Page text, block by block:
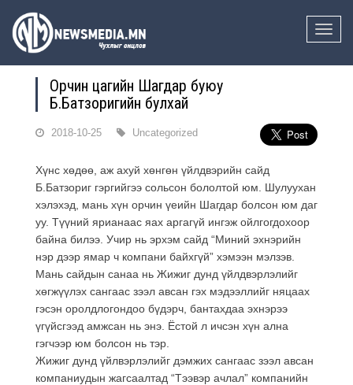
Toggle
Орчин цагийн Шагдар буюу
Б.Батзоригийн булхай
2018-10-25 Uncategorized
Хүнс хөдөө, аж ахуй хөнгөн үйлдвэрийн сайд
Б.Батзориг гэргийгээ сольсон бололтой юм. Шулуухан
хэлэхэд, мань хүн орчин үеийн Шагдар болсон юм даг
уу. Түүний ярианаас яах аргагүй ингэж ойлгогдохоор
байна билээ. Учир нь эрхэм сайд “Миний эхнэрийн
нэр дээр ямар ч компани байхгүй” хэмээн мэлзэв.
Мань сайдын санаа нь Жижиг дунд үйлдвэрлэлийг
хөгжүүлэх сангаас зээл авсан гэх мэдээллийг няцаах
гэсэн оролдлогондоо бүдэрч, бантахдаа эхнэрээ
үгүйсгээд амжсан нь энэ. Ёстой л ичсэн хүн ална
гэгчээр юм болсон нь тэр.
Жижиг дунд үйлвэрлэлийг дэмжих сангаас зээл авсан
компаниудын жагсаалтад “Тээвэр ачлал” компанийн